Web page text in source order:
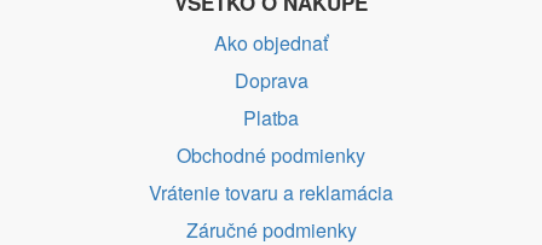
Ako objednať
Doprava
Platba
Obchodné podmienky
Vrátenie tovaru a reklamácia
Záručné podmienky